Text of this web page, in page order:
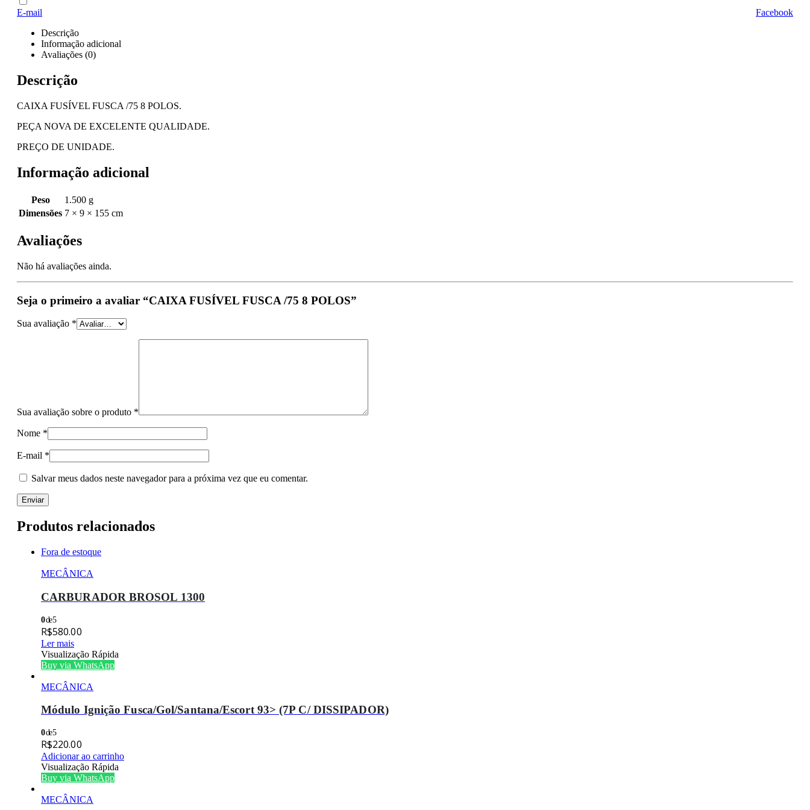
Facebook
E-mail
Descrição
Informação adicional
Avaliações (0)
Descrição
CAIXA FUSÍVEL FUSCA /75 8 POLOS.
PEÇA NOVA DE EXCELENTE QUALIDADE.
PREÇO DE UNIDADE.
Informação adicional
Peso
1.500 g
Dimensões 7 × 9 × 155 cm
Avaliações
Não há avaliações ainda.
Seja o primeiro a avaliar “CAIXA FUSÍVEL FUSCA /75 8 POLOS”
Sua avaliação *
Sua avaliação sobre o produto *
Nome *
E-mail *
Salvar meus dados neste navegador para a próxima vez que eu comentar.
Produtos relacionados
Fora de estoque
MECÂNICA
CARBURADOR BROSOL 1300
0de 5
R$580.00
Ler mais
Visualização Rápida
Buy via WhatsApp
MECÂNICA
Módulo Ignição Fusca/Gol/Santana/Escort 93> (7P C/ DISSIPADOR)
0de 5
R$220.00
Adicionar ao carrinho
Visualização Rápida
Buy via WhatsApp
MECÂNICA